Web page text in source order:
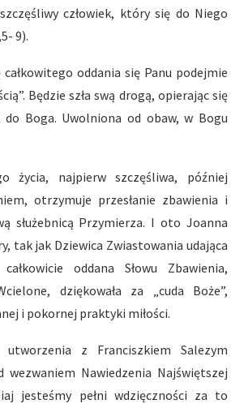
człowiek, który się do Niego
9).
całkowitego oddania się Panu podejmie
Będzie szła swą drogą, opierając się
do Boga. Uwolniona od obaw, w Bogu
życia, najpierw szczęśliwa, później
otrzymuje przesłanie zbawienia i
służebnicą Przymierza. I oto Joanna
tak jak Dziewica Zwiastowania udająca
oddana Słowu Zbawienia,
dziękowała za „cuda Boże”,
i pokornej praktyki miłości.
z Franciszkiem Salezym
wezwaniem Nawiedzenia Najświętszej
jesteśmy pełni wdzięczności za to